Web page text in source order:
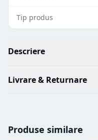
Tip produs
Descriere
Livrare & Returnare
Produse similare